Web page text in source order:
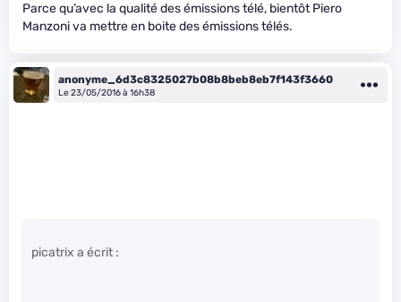
Parce qu’avec la qualité des émissions télé, bientôt Piero
Manzoni va mettre en boite des émissions télés.
anonyme_6d3c8325027b08b8beb8eb7f143f3660
Le 23/05/2016 à 16h38
picatrix a écrit :